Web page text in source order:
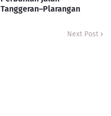
Tanggeran–Plarangan
Next Post